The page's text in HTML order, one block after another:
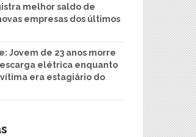
melhor saldo de
empresas dos últimos
Jovem de 23 anos morre
elétrica enquanto
era estagiário do